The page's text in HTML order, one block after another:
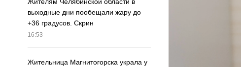
выходные дни пообещали жару до
+36 градусов. Скрин
16:53
Жительница Магнитогорска украла у